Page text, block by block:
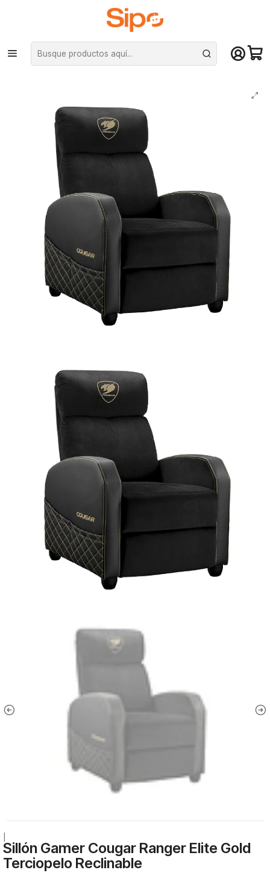
¡Compra hasta mediodía y recibe hoy! De lunes a sábado en el gran
Santiago. Envío gratis desde $29.990
Inicio Computación y Gamers Sillas y Escritorios Sillas
Sillón Gamer Cougar Ranger Elite Gold Terciopelo Reclinable
Sillón Gamer Cougar Ranger Elite Gold
Terciopelo Reclinable